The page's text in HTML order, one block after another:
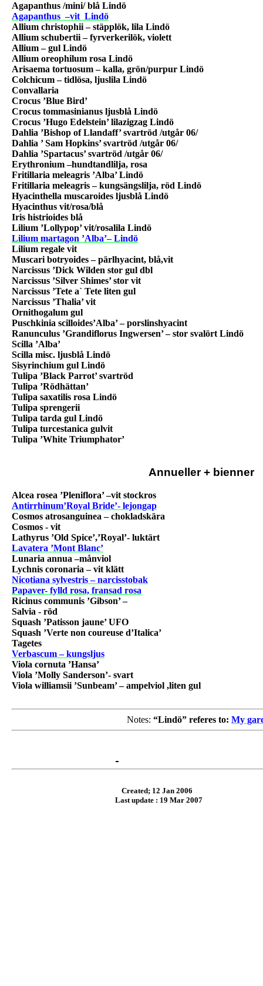
Agapanthus /mini/ blå Lindö
Agapanthus –vit Lindö
Allium christophii – stäpplök, lila Lindö
Allium schubertii – fyrverkerilök, violett
Allium – gul Lindö
Allium oreophilum rosa Lindö
Arisaema tortuosum – kalla, grön/purpur Lindö
Colchicum – tidlösa, ljuslila Lindö
Convallaria
Crocus ’Blue Bird’
Crocus tommasinianus ljusblå Lindö
Crocus ’Hugo Edelstein’ lilazigzag Lindö
Dahlia ’Bishop of Llandaff’ svartröd /utgår 06/
Dahlia ’ Sam Hopkins’ svartröd /utgår 06/
Dahlia ’Spartacus’ svartröd /utgår 06/
Erythronium –hundtandlilja, rosa
Fritillaria meleagris ’Alba’ Lindö
Fritillaria meleagris – kungsängslilja, röd Lindö
Hyacinthella muscaroides ljusblå Lindö
Hyacinthus vit/rosa/blå
Iris histrioides blå
Lilium ’Lollypop’ vit/rosalila Lindö
Lilium martagon ’Alba’– Lindö
Lilium regale vit
Muscari botryoides – pärlhyacint, blå,vit
Narcissus ’Dick Wilden stor gul dbl
Narcissus ’Silver Shimes’ stor vit
Narcissus ’Tete a` Tete liten gul
Narcissus ’Thalia’ vit
Ornithogalum gul
Puschkinia scilloides’Alba’ – porslinshyacint
Ranunculus ’Grandiflorus Ingwersen’ – stor svalört Lindö
Scilla ’Alba’
Scilla misc. ljusblå Lindö
Sisyrinchium gul Lindö
Tulipa ’Black Parrot’ svartröd
Tulipa ’Rödhättan’
Tulipa saxatilis rosa Lindö
Tulipa sprengerii
Tulipa tarda gul Lindö
Tulipa turcestanica gulvit
Tulipa ’White Triumphator’
Annueller + bienner
Alcea rosea ’Pleniflora’ –vit stockros
Antirrhinum’Royal Bride’- lejongap
Cosmos atrosanguinea – chokladskära
Cosmos - vit
Lathyrus ’Old Spice’,’Royal’- luktärt
Lavatera ’Mont Blanc’
Lunaria annua –månviol
Lychnis coronaria – vit klätt
Nicotiana sylvestris – narcisstobak
Papaver- fylld rosa, fransad rosa
Ricinus communis ’Gibson’ –
Salvia - röd
Squash ’Patisson jaune’ UFO
Squash ’Verte non coureuse d’Italica’
Tagetes
Verbascum – kungsljus
Viola cornuta ’Hansa’
Viola ’Molly Sanderson’- svart
Viola williamsii ’Sunbeam’ – ampelviol ,liten gul
Notes: “Lindö” referes to: My
Created; 12 Jan2006
Last update : 19 Mar 2007